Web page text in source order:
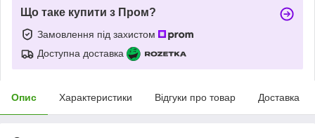
Що таке купити з Пром?
Замовлення під захистом
Доступна доставка
Опис Характеристики Відгуки про товар Доставка